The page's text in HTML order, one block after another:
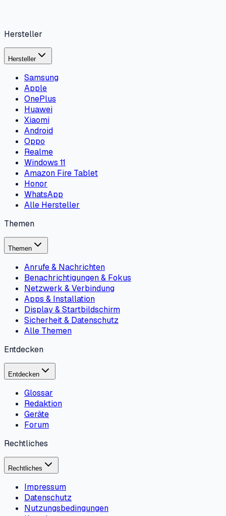
Hersteller
Hersteller
Samsung
Apple
OnePlus
Huawei
Xiaomi
Android
Oppo
Realme
Windows 11
Amazon Fire Tablet
Honor
WhatsApp
Alle Hersteller
Themen
Themen
Anrufe & Nachrichten
Benachrichtigungen & Fokus
Netzwerk & Verbindung
Apps & Installation
Display & Startbildschirm
Sicherheit & Datenschutz
Alle Themen
Entdecken
Entdecken
Glossar
Redaktion
Geräte
Forum
Rechtliches
Rechtliches
Impressum
Datenschutz
Nutzungsbedingungen